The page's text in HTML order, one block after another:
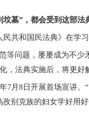
墓”，都会受到这部法
共和国民法典》在学习
问题，屡屡成为不
法典实施后，将更好
月8日开展首场宣讲
别克族的妇女学好用